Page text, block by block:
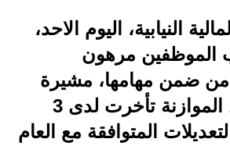
الاخبار الامنية
الاخبار الاقتصادية
الاخبار الرياضية
المدارس
النيابية، اليوم الاحد،
الموظفين مرهون
من ضمن مهامها، مشيرة
الى ان جداول الموازنة تأخرت لدى 3
المتوافقة مع العام